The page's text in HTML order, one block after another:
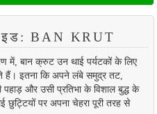
BAN KRUT
में, बान क्रुट उन थाई पर्यटकों के लिए
इतना कि अपने लंबे समुद्र तट,
पहाड़ और उसी प्रतिभा के विशाल बुद्ध के
छुट्टियों पर अपना चेहरा पूरी तरह से